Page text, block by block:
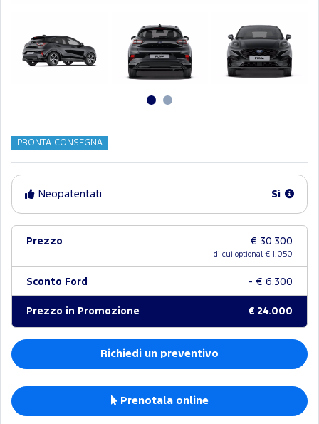
PRONTA CONSEGNA
Neopatentati Sì
Prezzo € 30.300
di cui optional € 1.050
Sconto Ford - € 6.300
Prezzo in Promozione € 24.000
Richiedi un preventivo
Prenotala online